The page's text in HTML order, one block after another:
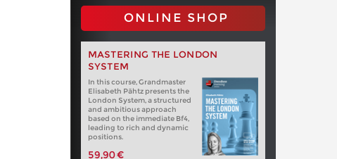
ONLINE SHOP
MASTERING THE LONDON
SYSTEM
In this course, Grandmaster
Elisabeth Pähtz presents the
London System, a structured
and ambitious approach
based on the immediate Bf4,
leading to rich and dynamic
positions.
59,90 €